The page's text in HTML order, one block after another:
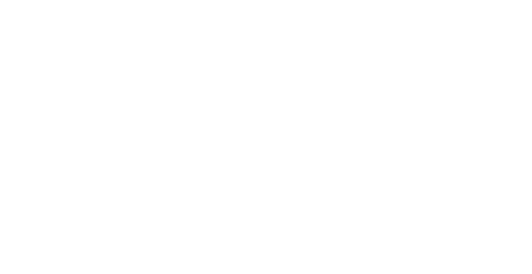
び当社の共同利用者
のではありません。
荷製品に未対応品が
2022年1月12日よ